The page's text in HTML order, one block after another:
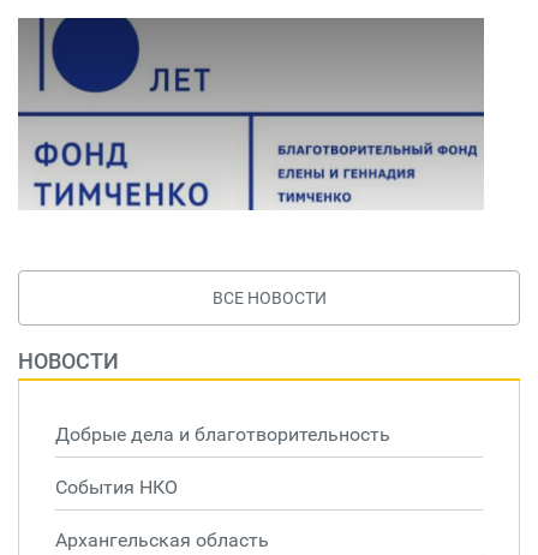
ВСЕ НОВОСТИ
НОВОСТИ
Добрые дела и благотворительность
События НКО
Архангельская область